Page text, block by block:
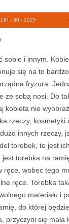
LIP - 30 - 2025
i innym.
się na to
fryzura.
ze sobą nosi. Do
kobieta nie
rzeczy, kosmetyki
innych rzeczy,
torebek, to jest
torebka na
wobec tego
ręce. Torebka
materiału i
do której
się mała